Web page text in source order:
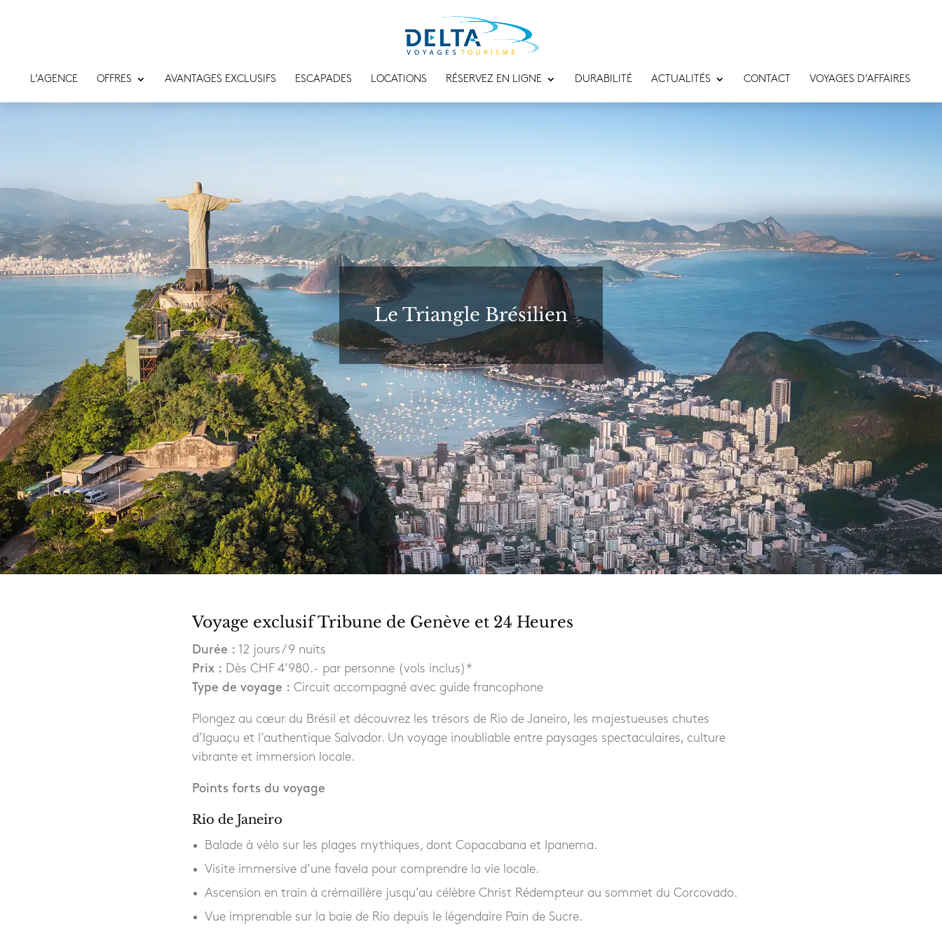
L’AGENCE OFFRES AVANTAGES EXCLUSIFS ESCAPADES LOCATIONS RÉSERVEZ EN LIGNE DURABILITÉ ACTUALITÉS CONTACT VOYAGES D’AFFAIRES
Le Triangle Brésilien
Voyage exclusif Tribune de Genève et 24 Heures
Durée : 12 jours / 9 nuits
Prix : Dès CHF 4’980.- par personne (vols inclus)*
Type de voyage : Circuit accompagné avec guide francophone
Plongez au cœur du Brésil et découvrez les trésors de Rio de Janeiro, les majestueuses chutes
d’Iguaçu et l’authentique Salvador. Un voyage inoubliable entre paysages spectaculaires, culture
vibrante et immersion locale.
Points forts du voyage
Rio de Janeiro
Balade à vélo sur les plages mythiques, dont Copacabana et Ipanema.
Visite immersive d’une favela pour comprendre la vie locale.
Ascension en train à crémaillère jusqu’au célèbre Christ Rédempteur au sommet du Corcovado.
Vue imprenable sur la baie de Rio depuis le légendaire Pain de Sucre.